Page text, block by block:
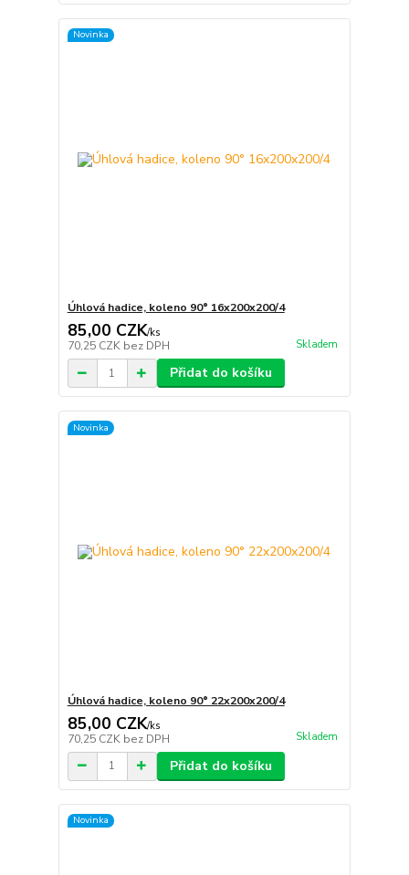
Novinka
Úhlová hadice, koleno 90° 16x200x200/4
85,00 CZK/ks
70,25 CZK bez DPH Skladem
Přidat do košíku
Novinka
Úhlová hadice, koleno 90° 22x200x200/4
85,00 CZK/ks
70,25 CZK bez DPH Skladem
Přidat do košíku
Novinka